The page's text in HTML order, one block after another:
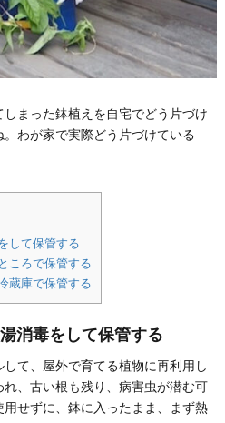
まった鉢植えを自宅でどう片づけ
わが家で実際どう片づけている
して保管する
ころで保管する
蔵庫で保管する
消毒をして保管する
て、屋外で育てる植物に再利用し
、古い根も残り、病害虫が潜む可
せずに、鉢に入ったまま、まず熱